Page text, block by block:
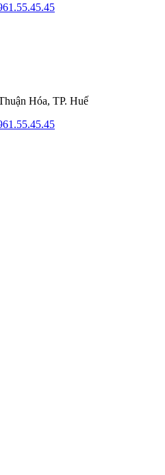
Hóa, TP. Huế